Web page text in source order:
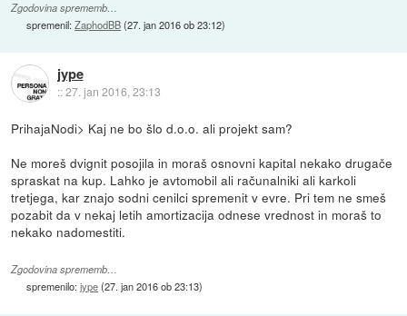
Zgodovina sprememb…
spremenil:ZaphodBB(27. jan 2016 ob 23:12)
jype
::27. jan 2016, 23:13
PrihajaNodi> Kaj ne bo šlo d.o.o. ali projekt sam?
Ne moreš dvignit posojila in moraš osnovni kapital nekako drugače
spraskat na kup. Lahko je avtomobil ali računalniki ali karkoli
tretjega, kar znajo sodni cenilci spremenit v evre. Pri tem ne smeš
pozabit da v nekaj letih amortizacija odnese vrednost in moraš to
nekako nadomestiti.
Zgodovina sprememb…
spremenilo:jype(27. jan 2016 ob 23:13)